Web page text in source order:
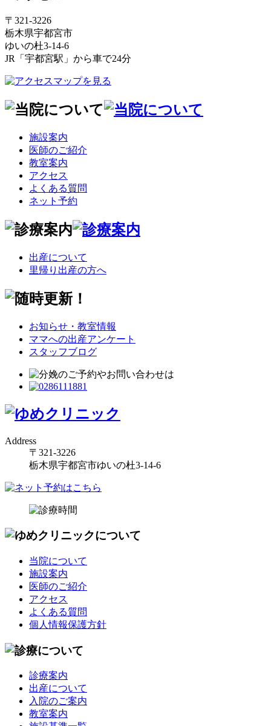
〒321-3226
栃木県宇都宮市
ゆいの杜3-14-6
JR「宇都宮駅」から車で24分
施設案内
医師のご紹介
教室案内
アクセス
よくある質問
ネット予約
出産について
里帰り出産の方へ
お知らせ・教室情報
ママへの出産アンケート
スタッフブログ
Address
〒321-3226
栃木県宇都宮市ゆいの杜3-14-6
当院について
施設案内
医師のご紹介
アクセス
よくある質問
個人情報保護方針
診療案内
出産について
入院のご案内
教室案内